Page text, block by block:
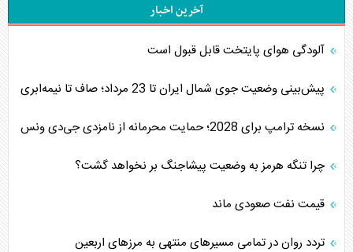
آخرین اخبار
آلودگی هوای پایتخت قابل قبول است
پیش‌بینی وضعیت جوی شمال ایران تا 23 مرداد‌؛ صاف تا نیمه‌ابری
نسخه ترامپ برای 2028؛ حمایت محرمانه از نامزدی جی‌دی ونس
چرا تنگه هرمز به وضعیت پیشاجنگ بر نخواهد گشت؟
قیمت نفت صعودی ماند
تردد روان در تمامی مسیرهای منتهی به مرزهای اربعین